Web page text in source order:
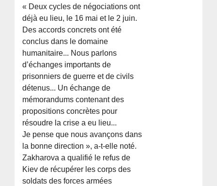
« Deux cycles de négociations ont
déjà eu lieu, le 16 mai et le 2 juin.
Des accords concrets ont été
conclus dans le domaine
humanitaire... Nous parlons
d’échanges importants de
prisonniers de guerre et de civils
détenus... Un échange de
mémorandums contenant des
propositions concrètes pour
résoudre la crise a eu lieu...
Je pense que nous avançons dans
la bonne direction », a-t-elle noté.
Zakharova a qualifié le refus de
Kiev de récupérer les corps des
soldats des forces armées